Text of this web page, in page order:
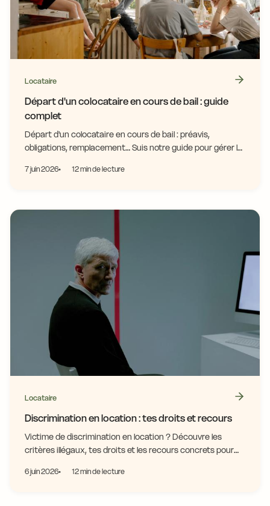
Locataire
Départ d'un colocataire en cours de bail : guide
complet
Départ d'un colocataire en cours de bail : préavis,
obligations, remplacement… Suis notre guide pour gérer la
7 juin 2026 12 min de lecture
Locataire
Discrimination en location : tes droits et recours
Victime de discrimination en location ? Découvre les
critères illégaux, tes droits et les recours concrets pour
6 juin 2026 12 min de lecture